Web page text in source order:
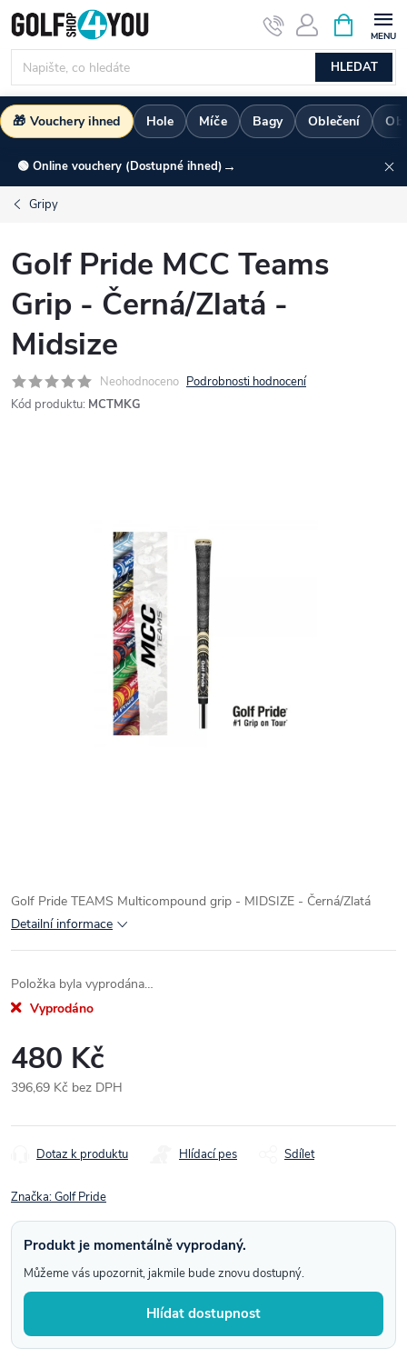
Přejít
na
obsah
HLEDAT
NÁKUPNÍ
KOŠÍK
🎁 Vouchery ihned Hole Míče Bagy Oblečení
🟢 Online vouchery (Dostupné ihned) →
Gripy
Golf Pride MCC Teams
Grip - Černá/Zlatá -
Midsize
Neohodnoceno Podrobnosti hodnocení
Kód produktu: MCTMKG
Golf Pride TEAMS Multicompound grip - MIDSIZE - Černá/Zlatá
Detailní informace
Položka byla vyprodána…
Vyprodáno
480 Kč
396,69 Kč bez DPH
cena:
Dotaz k produktu Hlídací pes Sdílet
Značka:Golf Pride
Produkt je momentálně vyprodaný.
Můžeme vás upozornit, jakmile bude znovu dostupný.
Hlídat dostupnost